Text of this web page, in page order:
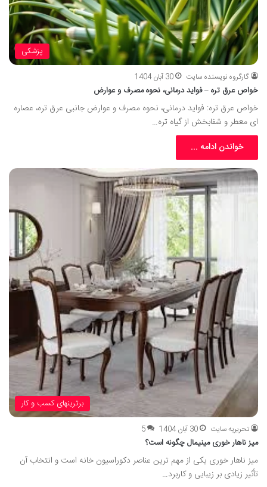
پزشکی
گارگروه نویسنده سایت 30 آبان 1404
خواص عرق تره – فواید درمانی، نحوه مصرف و عوارض
خواص عرق تره: فواید درمانی، نحوه مصرف و عوارض جانبی عرق تره، عصاره
ای معطر و شفابخش از گیاه تره…
خواندن ادامه ...
برترینهای کسب و کار
تحریریه سایت 30 آبان 1404 5
میز ناهار خوری مینیمال چگونه است؟
میز ناهار خوری یکی از مهم ترین عناصر دکوراسیون خانه است و انتخاب آن
تأثیر زیادی بر زیبایی و کاربرد…